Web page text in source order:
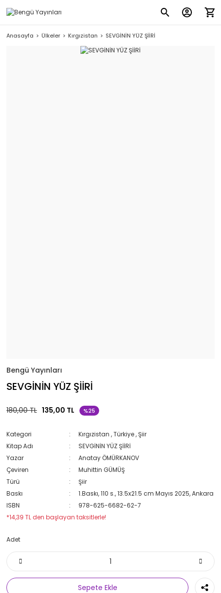
Anasayfa Ülkeler Kırgızistan SEVGİNİN YÜZ ŞİİRİ
Bengü Yayınları
SEVGİNİN YÜZ ŞİİRİ
180,00 TL 135,00 TL %25
Kategori Kırgızistan ,Türkiye ,Şiir
Kitap Adı
SEVGİNİN YÜZ ŞİİRİ
Yazar
Anatay ÖMÜRKANOV
Çeviren
Muhittin GÜMÜŞ
Türü
Şiir
Baskı
1.Baskı, 110 s., 13.5x21.5 cm Mayıs 2025, Ankara
ISBN
978-625-6682-62-7
*14,39 TL den başlayan taksitlerle!
Adet
Sepete Ekle